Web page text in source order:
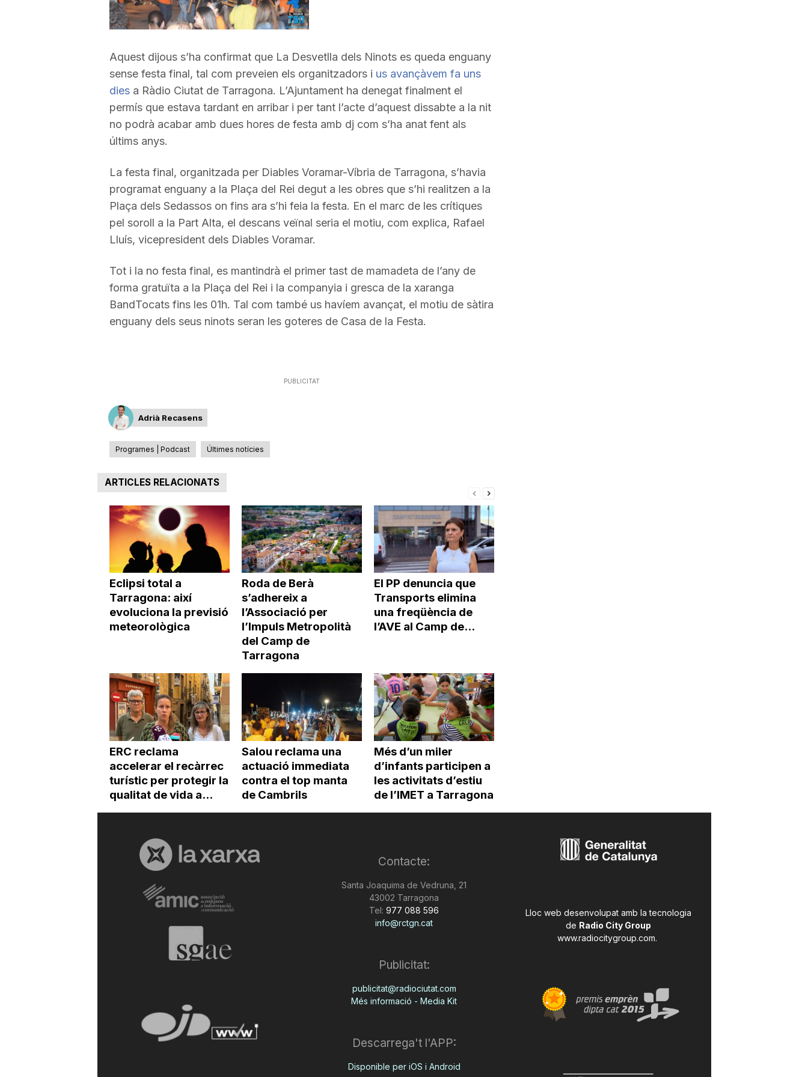
a
r
r
g
o
a
incrementar
o
disminuir
el
volum.
Aquest dijous s’ha confirmat que La Desvetlla dels Ninots es queda enguany
sense festa final, tal com preveien els organitzadors i us avançàvem fa uns
diesa Ràdio Ciutat de Tarragona. L’Ajuntament ha denegat finalment el
permís que estava tardant en arribar i per tant l’acte d’aquest dissabte a la nit
no podrà acabar amb dues hores de festa amb dj com s’ha anat fent als
últims anys.
La festa final, organitzada per Diables Voramar-Víbria de Tarragona, s’havia
programat enguany a la Plaça del Rei degut a les obres que s’hi realitzen a la
Plaça dels Sedassos on fins ara s’hi feia la festa. En el marc de les crítiques
pel soroll a la Part Alta, el descans veïnal seria el motiu, com explica, Rafael
Lluís, vicepresident dels Diables Voramar.
Tot i la no festa final, es mantindrà el primer tast de mamadeta de l’any de
forma gratuïta a la Plaça del Rei i la companyia i gresca de la xaranga
BandTocats fins les 01h. Tal com també us havíem avançat, el motiu de sàtira
enguany dels seus ninots seran les goteres de Casa de la Festa.
PUBLICITAT
Adrià Recasens
Programes | Podcast Últimes notícies
ARTICLES RELACIONATS
Eclipsi total a
Tarragona: així
evoluciona la previsió
meteorològica
Roda de Berà
s’adhereix a
l’Associació per
l’Impuls Metropolità
del Camp de
Tarragona
El PP denuncia que
Transports elimina
una freqüència de
l’AVE al Camp de...
ERC reclama
accelerar el recàrrec
turístic per protegir la
qualitat de vida a...
Salou reclama una
actuació immediata
contra el top manta
de Cambrils
Més d’un miler
d’infants participen a
les activitats d’estiu
de l’IMET a Tarragona
Contacte:
Santa Joaquima de Vedruna, 21
43002 Tarragona
Tel: 977 088 596
info@rctgn.cat
Publicitat:
publicitat@radiociutat.com
Més informació - Media Kit
Descarrega't l'APP:
Disponible per iOS i Android
Lloc web desenvolupat amb la tecnologia
de Radio City Group
www.radiocitygroup.com.